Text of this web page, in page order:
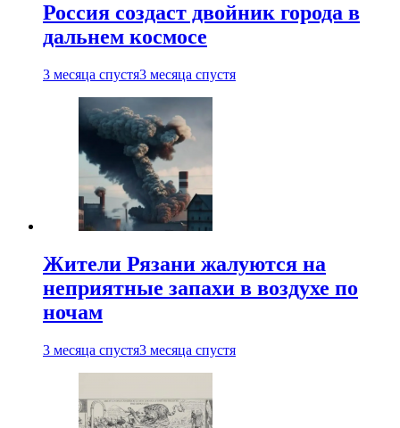
Россия создаст двойник города в
дальнем космосе
3 месяца спустя3 месяца спустя
Жители Рязани жалуются на
неприятные запахи в воздухе по
ночам
3 месяца спустя3 месяца спустя